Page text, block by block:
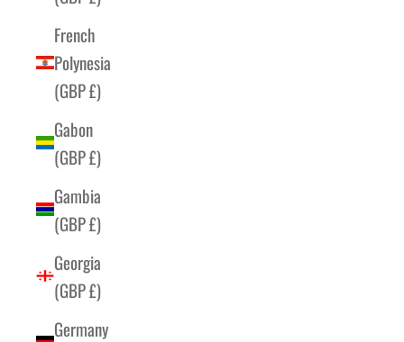
French
Polynesia
(GBP £)
Gabon
(GBP £)
Gambia
(GBP £)
Georgia
(GBP £)
Germany